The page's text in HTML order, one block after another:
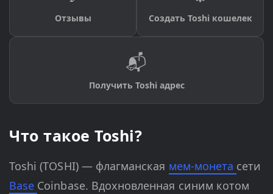
Отзывы Создать Toshi кошелек
📬
Получить Toshi адрес
Что такое Toshi?
Toshi (TOSHI) — флагманская мем-монета сети
Base Coinbase. Вдохновленная синим котом